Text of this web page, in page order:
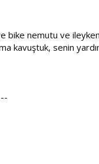
bike nemutu ve
kavuştuk, senin